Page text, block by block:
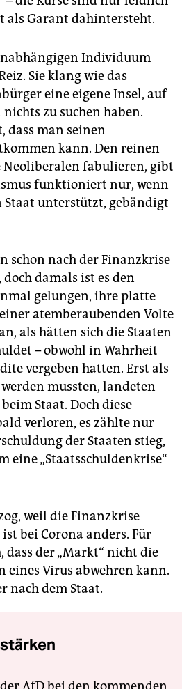
als Garant dahintersteht.
Individuum
Sie klang wie das
eine eigene Insel, auf
zu suchen haben.
dass man seinen
kann. Den reinen
Neoliberalen fabulieren, gibt
funktioniert nur, wenn
Staat unterstützt, gebändigt
schon nach der Finanzkrise
damals ist es den
gelungen, ihre platte
atemberaubenden Volte
als hätten sich die Staaten
– obwohl in Wahrheit
vergeben hatten. Erst als
mussten, landeten
Staat. Doch diese
verloren, es zählte nur
der Staaten stieg,
eine „Staatsschuldenkrise“
weil die Finanzkrise
bei Corona anders. Für
der „Markt“ nicht die
eines Virus abwehren kann.
nach dem Staat.
AfD bei den kommenden